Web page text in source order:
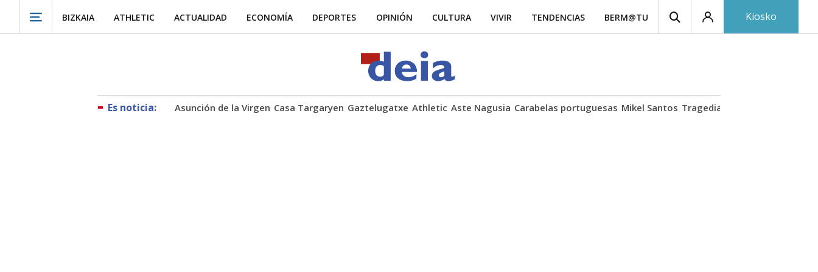
Asunción de la Virgen Casa Targaryen Gaztelugatxe Athletic Aste Nagusia Carabelas portuguesas Mikel Santos Tragedia Biescas
BIZKAIA ATHLETIC ACTUALIDAD ECONOMÍA DEPORTES OPINIÓN CULTURA VIVIR TENDENCIAS BERM@TU Kiosko